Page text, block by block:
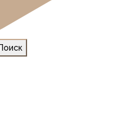
Поиск